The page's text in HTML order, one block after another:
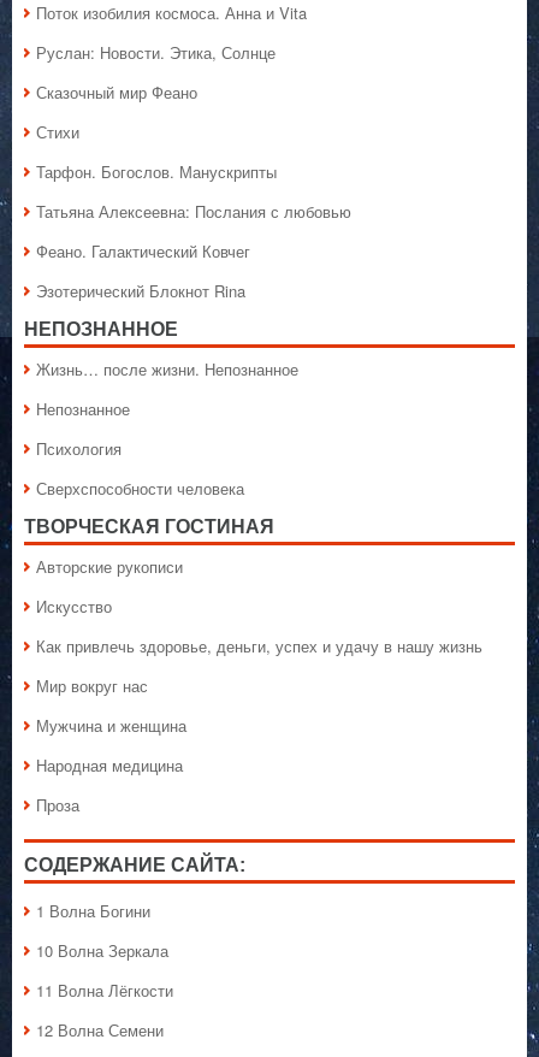
Поток изобилия космоса. Анна и Vita
Руслан: Новости. Этика, Солнце
Сказочный мир Феано
Стихи
Тарфон. Богослов. Манускрипты
Татьяна Алексеевна: Послания с любовью
Феано. Галактический Ковчег
Эзотерический Блокнот Rina
НЕПОЗНАННОЕ
Жизнь… после жизни. Непознанное
Непознанное
Психология
Сверхспособности человека
ТВОРЧЕСКАЯ ГОСТИНАЯ
Авторские рукописи
Искусство
Как привлечь здоровье, деньги, успех и удачу в нашу жизнь
Мир вокруг нас
Мужчина и женщина
Народная медицина
Проза
СОДЕРЖАНИЕ САЙТА:
1 Волна Богини
10 Волна Зеркала
11 Волна Лёгкости
12 Волна Семени